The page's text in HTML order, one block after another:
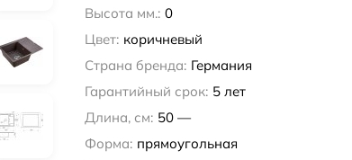
Высота мм.: 0
Цвет: коричневый
Страна бренда: Германия
Гарантийный срок: 5 лет
Длина, см: 50 —
Форма: прямоугольная